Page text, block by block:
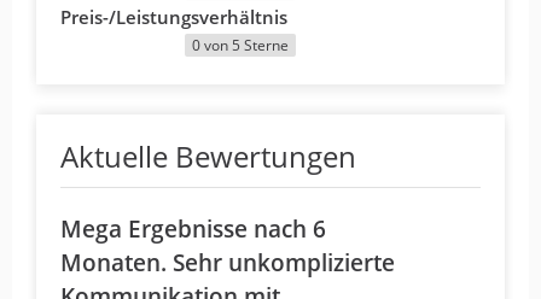
Preis-/Leistungsverhältnis
0 von 5 Sterne
Aktuelle Bewertungen
Mega Ergebnisse nach 6
Monaten. Sehr unkomplizierte